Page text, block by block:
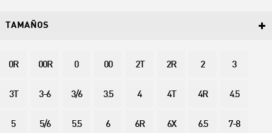
TAMAÑOS
0R 00R 0 00 2T 2R 2 3
3T 3-6 3/6 3.5 4 4T 4R 4.5
5 5/6 5.5 6 6R 6X 6.5 7-8